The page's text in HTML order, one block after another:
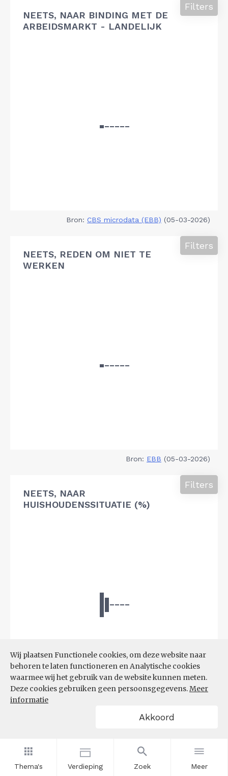
Thema's Verdieping Zoek Meer
Wij plaatsen Functionele cookies, om deze website naar
behoren te laten functioneren en Analytische cookies
waarmee wij het gebruik van de website kunnen meten.
Deze cookies gebruiken geen persoonsgegevens.Meer
informatie
Akkoord
NEETS, NAAR BINDING MET DE
ARBEIDSMARKT - LANDELIJK
Filters
Bron: CBS microdata (EBB) (05-03-2026)
NEETS, REDEN OM NIET TE
WERKEN
Filters
Bron: EBB (05-03-2026)
NEETS, NAAR
HUISHOUDENSSITUATIE (%)
Filters